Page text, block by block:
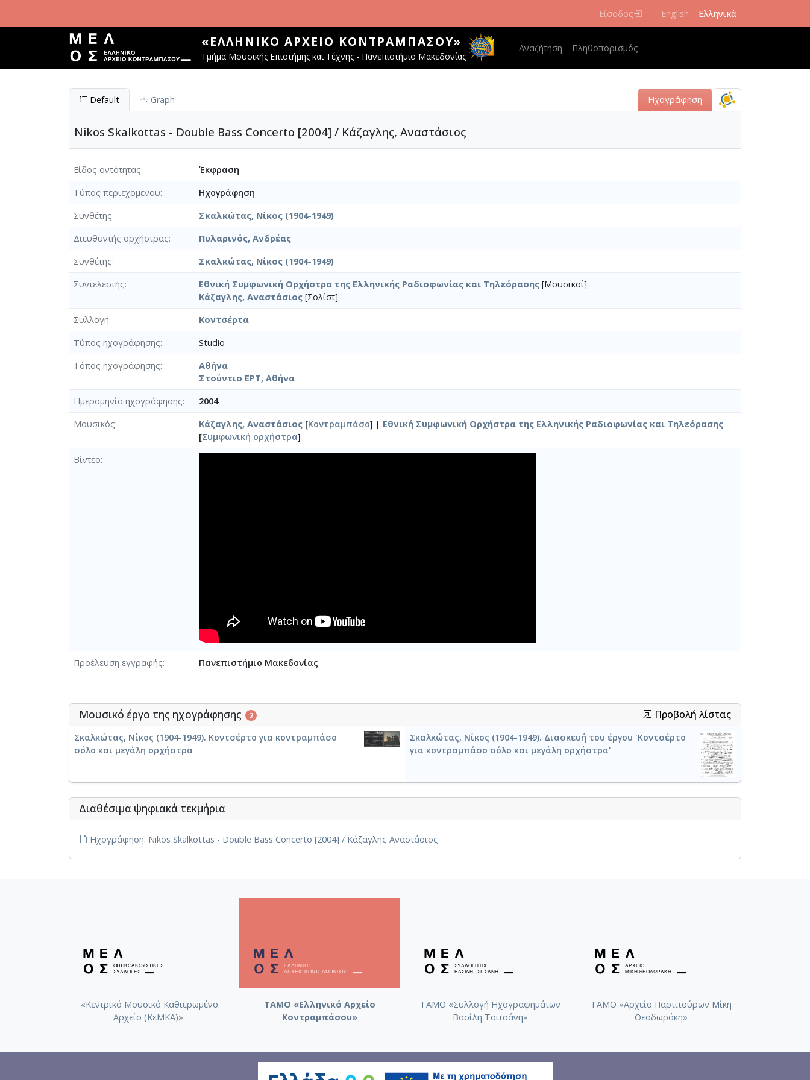
Είσοδος English Ελληνικά
«ΕΛΛΗΝΙΚΌ ΑΡΧΕΊΟ ΚΟΝΤΡΑΜΠΆΣΟΥ»
Τμήμα Μουσικής Επιστήμης και Τέχνης - Πανεπιστήμιο Μακεδονίας
Main navigation
Αναζήτηση Πληθοπορισμός
Default Graph Ηχογράφηση
Nikos Skalkottas - Double Bass Concerto [2004] / Κάζαγλης, Αναστάσιος
Είδος οντότητας
Έκφραση
Τύπος περιεχομένου
Ηχογράφηση
Συνθέτης
Σκαλκώτας, Νίκος (1904-1949)
Διευθυντής ορχήστρας
Πυλαρινός, Ανδρέας
Συνθέτης
Σκαλκώτας, Νίκος (1904-1949)
Συντελεστής
Εθνική Συμφωνική Ορχήστρα της Ελληνικής Ραδιοφωνίας και Τηλεόρασης [Μουσικοί]
Κάζαγλης, Αναστάσιος [Σολίστ]
Συλλογή
Κοντσέρτα
Τύπος ηχογράφησης
Studio
Τόπος ηχογράφησης
Αθήνα
Στούντιο ΕΡΤ, Αθήνα
Ημερομηνία ηχογράφησης
2004
Μουσικός
Κάζαγλης, Αναστάσιος [Κοντραμπάσο] | Εθνική Συμφωνική Ορχήστρα της Ελληνικής Ραδιοφωνίας και Τηλεόρασης
[Συμφωνική ορχήστρα]
Βίντεο
Προέλευση εγγραφής Πανεπιστήμιο Μακεδονίας
Μουσικό έργο της ηχογράφησης 2 Προβολή λίστας
Σκαλκώτας, Νίκος (1904-1949). Κοντσέρτο για κοντραμπάσο
σόλο και μεγάλη ορχήστρα
Σκαλκώτας, Νίκος (1904-1949). Διασκευή του έργου 'Κοντσέρτο
για κοντραμπάσο σόλο και μεγάλη ορχήστρα'
Διαθέσιμα ψηφιακά τεκμήρια
Ηχογράφηση. Nikos Skalkottas - Double Bass Concerto [2004] / Κάζαγλης Αναστάσιος
«Κεντρικό Μουσικό Καθιερωμένο
Αρχείο (ΚεΜΚΑ)».
ΤΑΜΟ «Ελληνικό Αρχείο
Κοντραμπάσου»
ΤΑΜΟ «Συλλογή Ηχογραφημάτων
Βασίλη Τσιτσάνη»
ΤΑΜΟ «Αρχείο Παρτιτούρων Μίκη
Θεοδωράκη»